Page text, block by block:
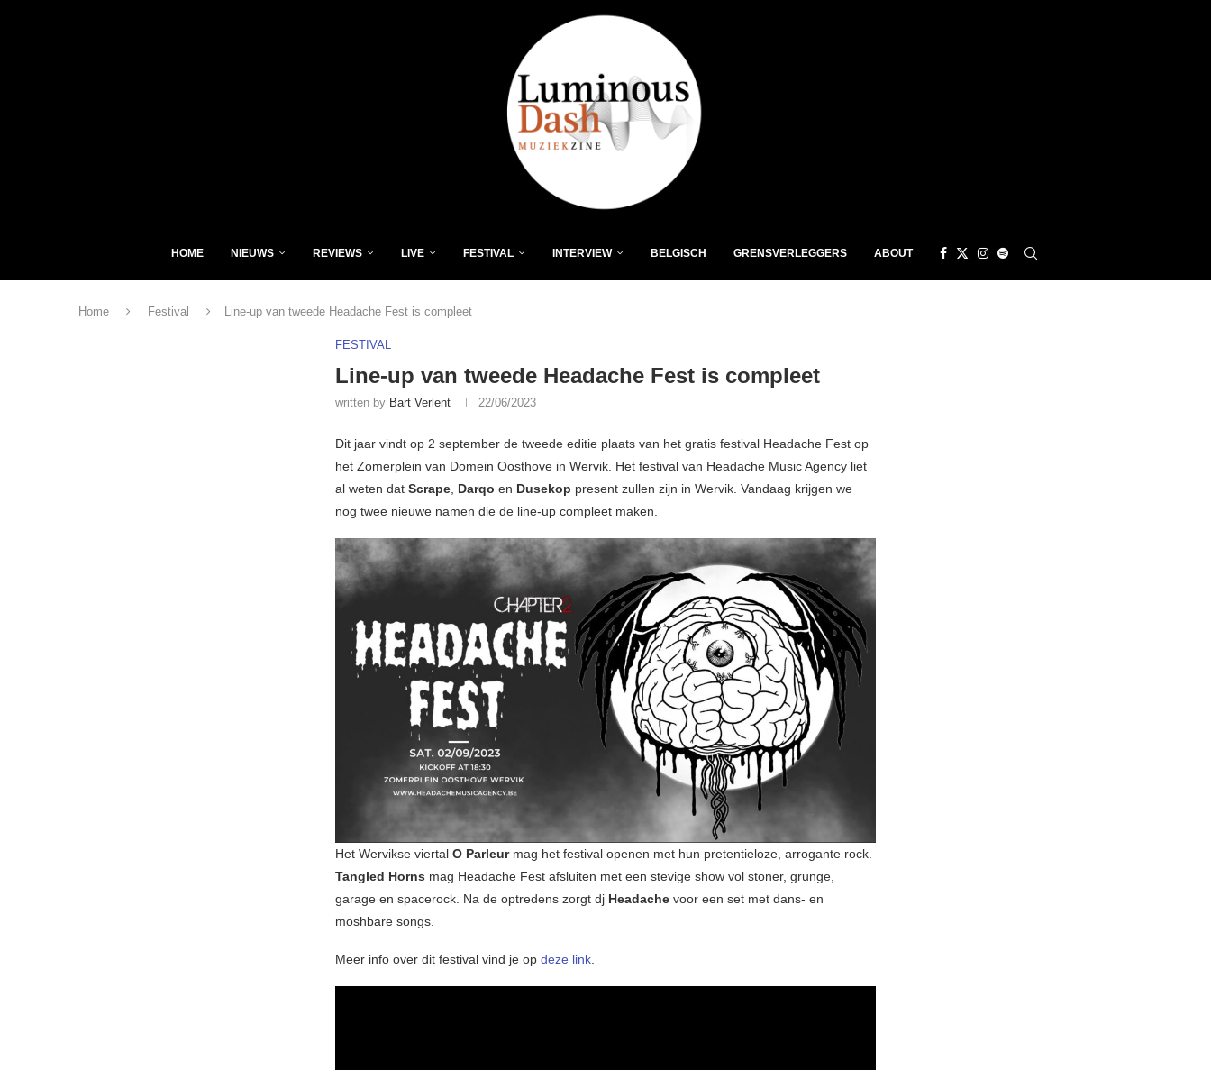
HOME NIEUWS REVIEWS LIVE FESTIVAL INTERVIEW BELGISCH GRENSVERLEGGERS ABOUT
Home Festival Line-up van tweede Headache Fest is compleet
FESTIVAL
Line-up van tweede Headache Fest is compleet
written by Bart Verlent 22/06/2023
Dit jaar vindt op 2 september de tweede editie plaats van het gratis festival Headache Fest op
het Zomerplein van Domein Oosthove in Wervik. Het festival van Headache Music Agency liet
al weten dat Scrape, Darqo en Dusekop present zullen zijn in Wervik. Vandaag krijgen we
nog twee nieuwe namen die de line-up compleet maken.
Het Wervikse viertal O Parleurmag het festival openen met hun pretentieloze, arrogante rock.
Tangled Horns mag Headache Fest afsluiten met een stevige show vol stoner, grunge,
garage en spacerock. Na de optredens zorgt dj Headache voor een set met dans- en
moshbare songs.
Meer info over dit festival vind je op deze link.